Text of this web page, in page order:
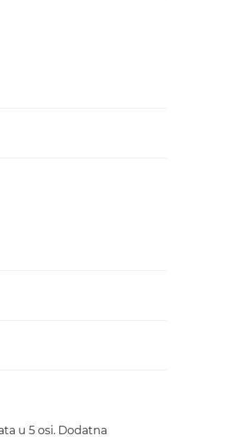
u 5 osi. Dodatna